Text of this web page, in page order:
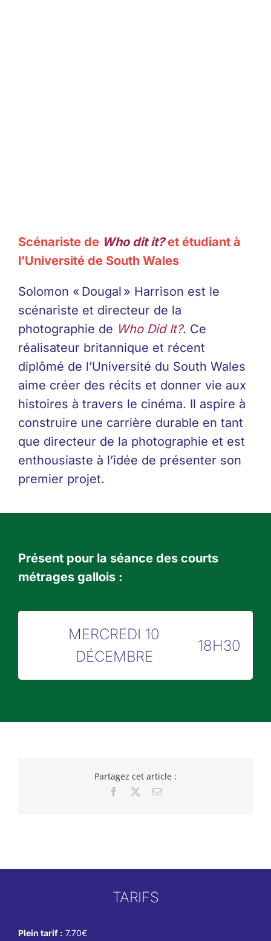
Scénariste de Who dit it?et étudiant à
l’Université de South Wales
Solomon « Dougal » Harrison est le
scénariste et directeur de la
photographie de Who Did It?. Ce
réalisateur britannique et récent
diplômé de l’Université du South Wales
aime créer des récits et donner vie aux
histoires à travers le cinéma. Il aspire à
construire une carrière durable en tant
que directeur de la photographie et est
enthousiaste à l’idée de présenter son
premier projet.
Présent pour la séance des courts
métrages gallois:
MERCREDI 10
DÉCEMBRE
18H30
Partagez cet article :
Facebook Email
TARIFS
Plein tarif : 7.70€